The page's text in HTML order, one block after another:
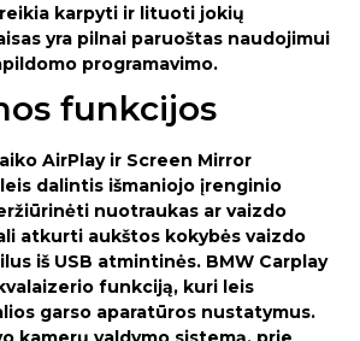
karpyti ir lituoti jokių
yra pilnai paruoštas naudojimui
programavimo.
funkcijos
AirPlay ir Screen Mirror
dalintis išmaniojo įrenginio
nuotraukas ar vaizdo
atkurti aukštos kokybės vaizdo
iš USB atmintinės. BMW Carplay
funkciją, kuri leis
garso aparatūros nustatymus.